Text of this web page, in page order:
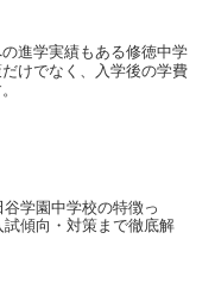
進学実績もある修徳中学
けでなく、入学後の学費
谷学園中学校の特徴っ
傾向・対策まで徹底解